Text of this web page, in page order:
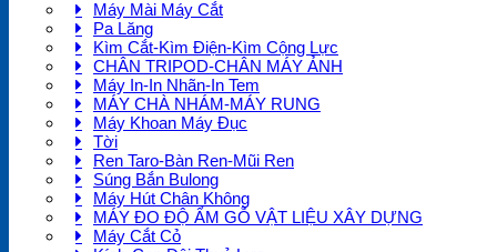
Máy Mài Máy Cắt
Pa Lăng
Kìm Cắt-Kìm Điện-Kìm Cộng Lực
CHÂN TRIPOD-CHÂN MÁY ẢNH
Máy In-In Nhãn-In Tem
MÁY CHÀ NHÁM-MÁY RUNG
Máy Khoan Máy Đục
Tời
Ren Taro-Bàn Ren-Mũi Ren
Súng Bắn Bulong
Máy Hút Chân Không
MÁY ĐO ĐỘ ẨM GỖ VẬT LIỆU XÂY DỰNG
Máy Cắt Cỏ